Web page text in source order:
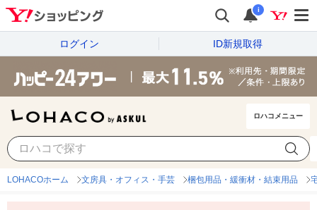
i
ログイン ID新規取得
ロハコメニュー
LOHACOホーム 文房具・オフィス・手芸 梱包用品・緩衝材・結束用品